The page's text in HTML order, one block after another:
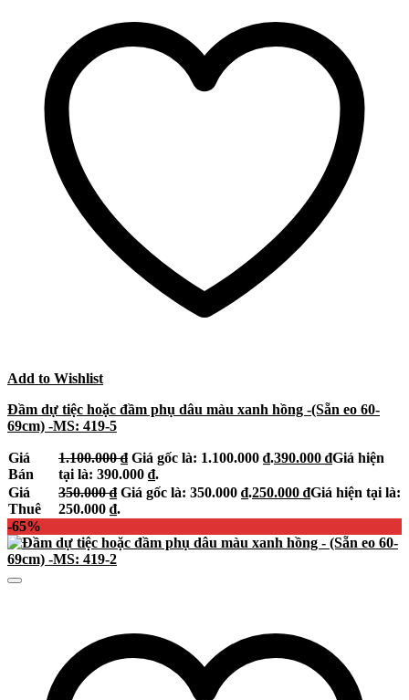
Add to Wishlist
Đầm dự tiệc hoặc đầm phụ dâu màu xanh hồng -(Sẵn eo 60-
69cm) -MS: 419-5
Giá
Bán
1.100.000₫ Giá gốc là: 1.100.000 ₫.390.000 ₫Giá hiện
tại là: 390.000 ₫.
Giá
Thuê
350.000₫ Giá gốc là: 350.000 ₫.250.000 ₫Giá hiện tại là:
250.000 ₫.
-65%